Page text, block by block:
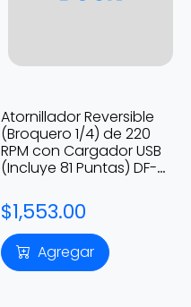
Atornillador Reversible
(Broquero 1/4) de 220
RPM con Cargador USB
(Incluye 81 Puntas) DF-
$1,553.00
Agregar